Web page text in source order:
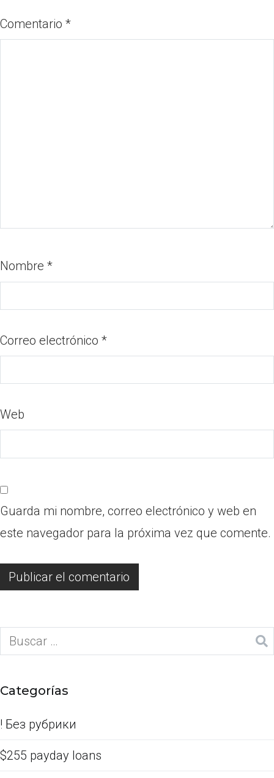
Comentario *
Nombre *
Correo electrónico *
Web
Guarda mi nombre, correo electrónico y web en
este navegador para la próxima vez que comente.
Categorías
! Без рубрики
$255 payday loans